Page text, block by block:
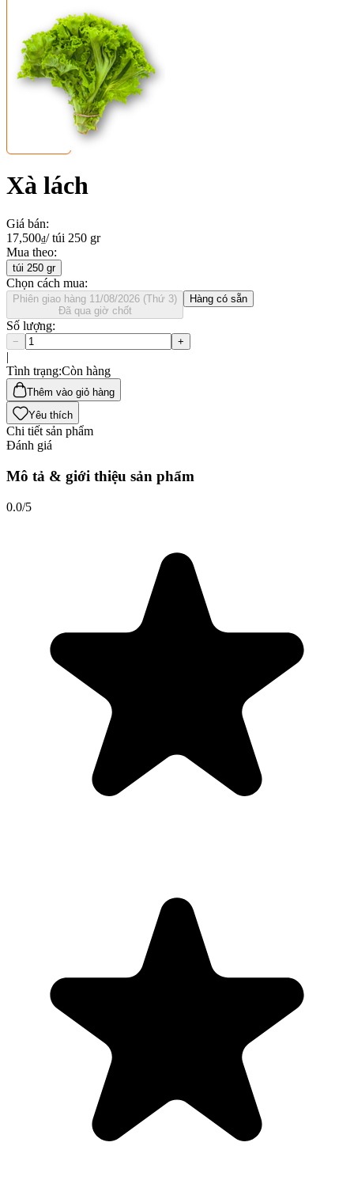
Xà lách
Giá bán:
17,500₫/ túi 250 gr
Mua theo:
túi 250 gr
Chọn cách mua:
Phiên giao hàng 11/08/2026 (Thứ 3)
Đã qua giờ chốt
Hàng có sẵn
Số lượng:
− +
|
Tình trạng:Còn hàng
Thêm vào giỏ hàng
Yêu thích
Chi tiết sản phẩm
Đánh giá
Mô tả & giới thiệu sản phẩm
0.0/5